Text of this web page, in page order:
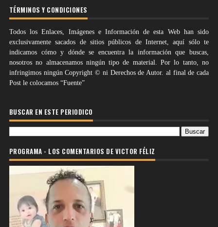
TÉRMINOS Y CONDICIONES
Todos los Enlaces, Imágenes e Información de esta Web han sido
exclusivamente sacados de sitios públicos de Internet, aquí sólo te
indicamos cómo y dónde se encuentra la información que buscas,
nosotros no almacenamos ningún tipo de material. Por lo tanto, no
infringimos ningún Copyright © ni Derechos de Autor. al final de cada
Post le colocamos “Fuente”
BUSCAR EN ESTE PERIODICO
PROGRAMA - LOS COMENTARIOS DE VICTOR FÉLIZ